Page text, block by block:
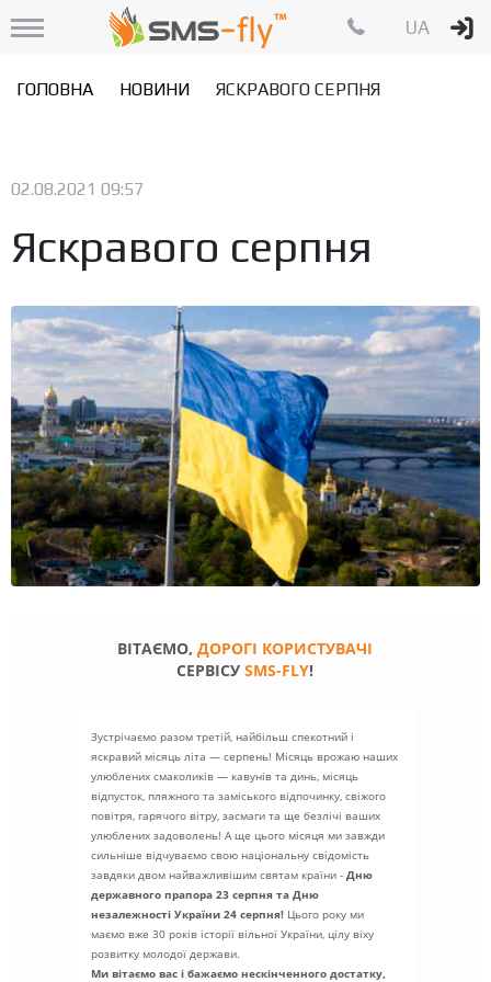
UA
ГОЛОВНА НОВИНИ ЯСКРАВОГО СЕРПНЯ
02.08.2021 09:57
Яскравого серпня